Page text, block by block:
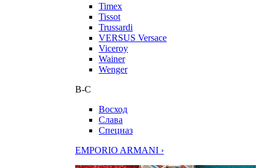
Timex
Tissot
Trussardi
VERSUS Versace
Viceroy
Wainer
Wenger
В-С
Восход
Слава
Спецназ
EMPORIO ARMANI ›